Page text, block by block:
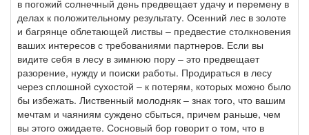
в погожий солнечный день предвещает удачу и перемену в
делах к положительному результату. Осенний лес в золоте
и багрянце облетающей листвы – предвестие столкновения
ваших интересов с требованиями партнеров. Если вы
видите себя в лесу в зимнюю пору – это предвещает
разорение, нужду и поиски работы. Продираться в лесу
через сплошной сухостой – к потерям, которых можно было
бы избежать. Лиственный молодняк – знак того, что вашим
мечтам и чаяниям суждено сбыться, причем раньше, чем
вы этого ожидаете. Сосновый бор говорит о том, что в